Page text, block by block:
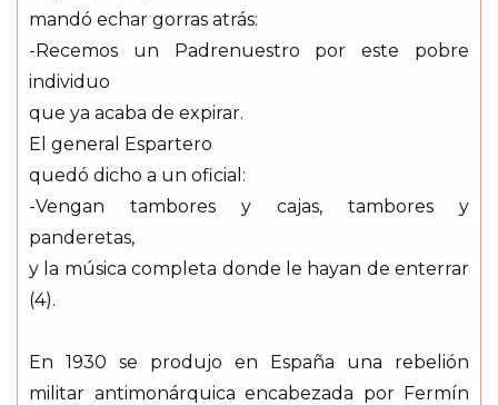
mandó echar gorras atrás:
-Recemos un Padrenuestro por este pobre
individuo
que ya acaba de expirar.
El general Espartero
quedó dicho a un oficial:
-Vengan tambores y cajas, tambores y
panderetas,
y la música completa donde le hayan de enterrar
(4).
En 1930 se produjo en España una rebelión
militar antimonárquica encabezada por Fermín